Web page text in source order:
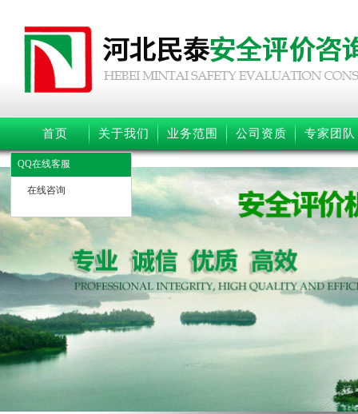
首页 关于我们 业务范围 公司资质 专家团队
QQ在线客服
在线咨询